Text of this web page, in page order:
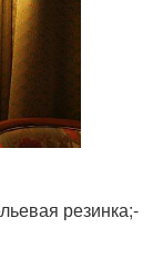
резинка;-